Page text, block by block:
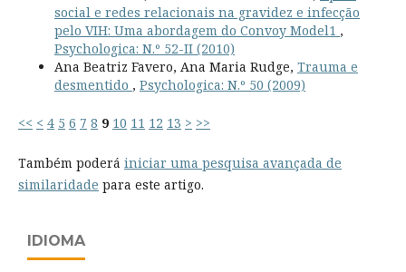
social e redes relacionais na gravidez e infecção
pelo VIH: Uma abordagem do Convoy Model1 ,
Psychologica: N.º 52-II (2010)
Ana Beatriz Favero, Ana Maria Rudge, Trauma e
desmentido , Psychologica: N.º 50 (2009)
<< < 4 5 6 7 8 9 10 11 12 13 > >>
Também poderá iniciar uma pesquisa avançada de
similaridade para este artigo.
IDIOMA